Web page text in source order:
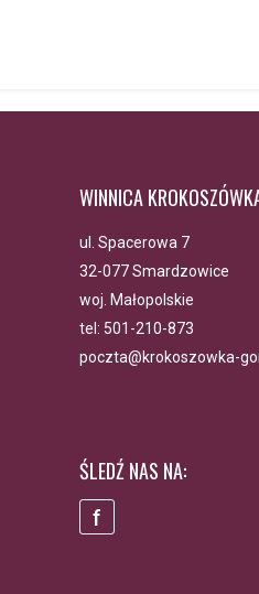
WINNICA
ul. Spacerowa 7
32-077 Smardzowice
woj. Małopolskie
tel: 501-210-873
poczta@krokoszowka-
ŚLEDŹ NAS NA:
f